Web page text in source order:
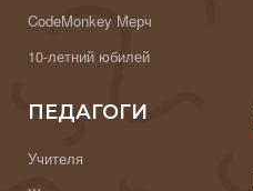
CodeMonkey Мерч
10-летний юбилей
ПЕДАГОГИ
Учителя